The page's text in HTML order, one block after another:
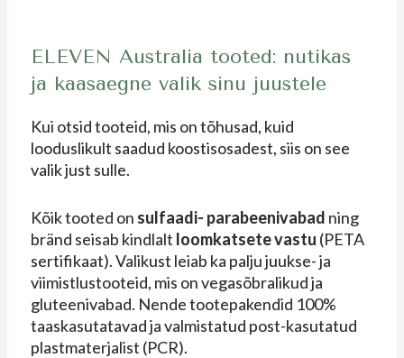
ELEVEN Australia tooted: nutikas
ja kaasaegne valik sinu juustele
Kui otsid tooteid, mis on tõhusad, kuid
looduslikult saadud koostisosadest, siis on see
valik just sulle.
Kõik tooted onsulfaadi- parabeenivabad ning
bränd seisab kindlalt loomkatsete vastu (PETA
sertifikaat). Valikust leiab ka palju juukse- ja
viimistlustooteid, mis on vegasõbralikud ja
gluteenivabad. Nende tootepakendid 100%
taaskasutatavad ja valmistatud post-kasutatud
plastmaterjalist (PCR).